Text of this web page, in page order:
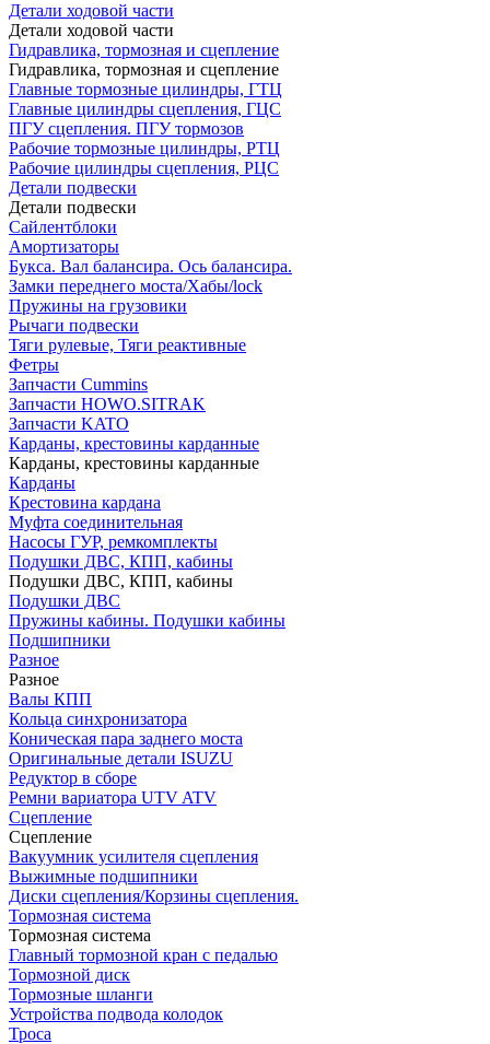
Детали ходовой части
Детали ходовой части
Гидравлика, тормозная и сцепление
Гидравлика, тормозная и сцепление
Главные тормозные цилиндры, ГТЦ
Главные цилиндры сцепления, ГЦС
ПГУ сцепления. ПГУ тормозов
Рабочие тормозные цилиндры, РТЦ
Рабочие цилиндры сцепления, РЦС
Детали подвески
Детали подвески
Cайлентблоки
Амортизаторы
Букса. Вал балансира. Ось балансира.
Замки переднего моста/Хабы/lock
Пружины на грузовики
Рычаги подвески
Тяги рулевые, Тяги реактивные
Фетры
Запчасти Cummins
Запчасти HOWO.SITRAK
Запчасти KATO
Карданы, крестовины карданные
Карданы, крестовины карданные
Карданы
Крестовина кардана
Муфта соединительная
Насосы ГУР, ремкомплекты
Подушки ДВС, КПП, кабины
Подушки ДВС, КПП, кабины
Подушки ДВС
Пружины кабины. Подушки кабины
Подшипники
Разное
Разное
Валы КПП
Кольца синхронизатора
Коническая пара заднего моста
Оригинальные детали ISUZU
Редуктор в сборе
Ремни вариатора UTV ATV
Сцепление
Сцепление
Вакуумник усилителя сцепления
Выжимные подшипники
Диски сцепления/Корзины сцепления.
Тормозная система
Тормозная система
Главный тормозной кран с педалью
Тормозной диск
Тормозные шланги
Устройства подвода колодок
Троса